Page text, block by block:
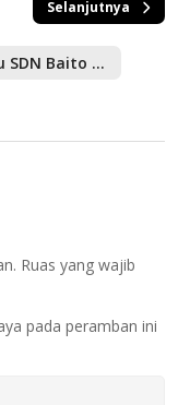
Selanjutnya
Guru SDN Baito Ditahan
Ruas yang wajib
pada peramban ini